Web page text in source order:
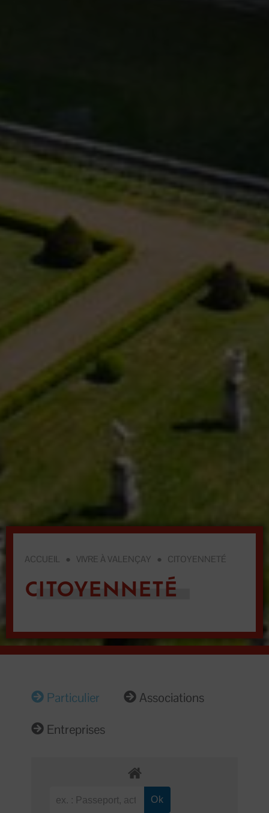
ACCUEIL ● VIVRE À VALENÇAY ● CITOYENNETÉ
CITOYENNETÉ
Particulier
Associations
Entreprises